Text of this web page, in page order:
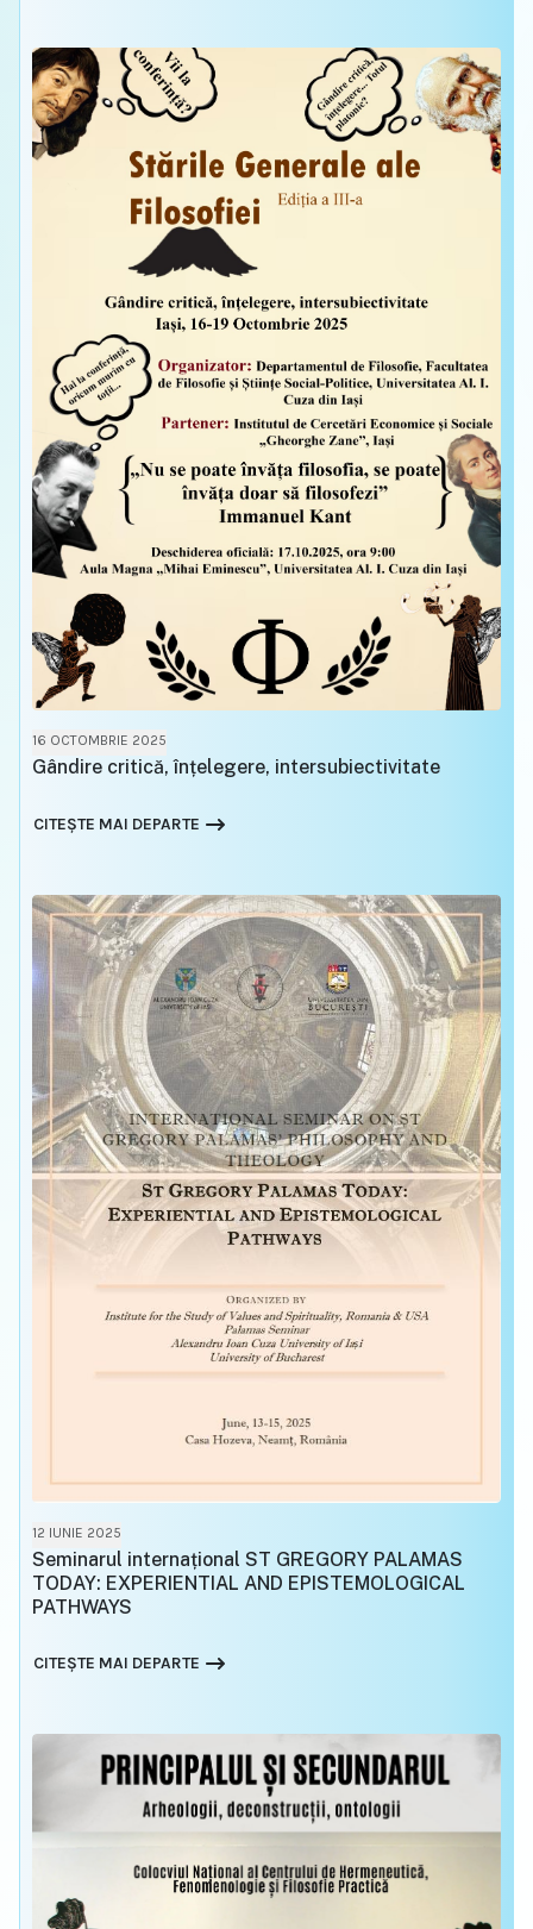
16 OCTOMBRIE 2025
Gândire critică, înțelegere, intersubiectivitate
CITEȘTE MAI DEPARTE
12 IUNIE 2025
Seminarul internațional ST GREGORY PALAMAS
TODAY: EXPERIENTIAL AND EPISTEMOLOGICAL
PATHWAYS
CITEȘTE MAI DEPARTE